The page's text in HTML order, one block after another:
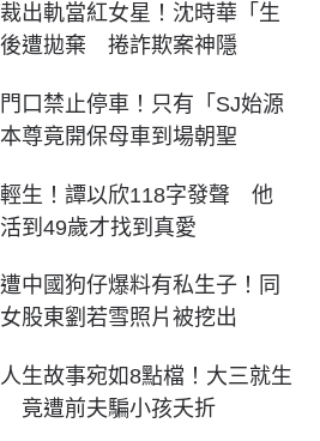
出軌當紅女星！沈時華「生
遭拋棄 捲詐欺案神隱
口禁止停車！只有「SJ始源
尊竟開保母車到場朝聖
生！譚以欣118字發聲 他
到49歲才找到真愛
中國狗仔爆料有私生子！同
股東劉若雪照片被挖出
生故事宛如8點檔！大三就生
竟遭前夫騙小孩夭折